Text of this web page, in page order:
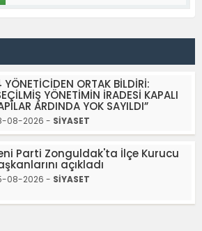
YÖNETİCİDEN ORTAK BİLDİRİ:
YÖNETİMİN İRADESİ KAPALI
ARDINDA YOK SAYILDI”
08-2026 - SİYASET
Parti Zonguldak'ta İlçe Kurucu
açıkladı
08-2026 - SİYASET